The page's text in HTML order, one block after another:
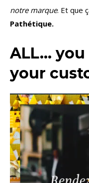
notre marque. Et que
Pathétique.
ALL…
your